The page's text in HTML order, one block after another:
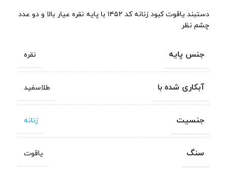
دستبند یاقوت کبود زنانه کد ۱۴۵۲ با پایه نقره عیار بالا و دو عدد
چشم نظر
جنس پایه نقره
آبکاری شده با طلاسفید
جنسیت زنانه
سنگ یاقوت